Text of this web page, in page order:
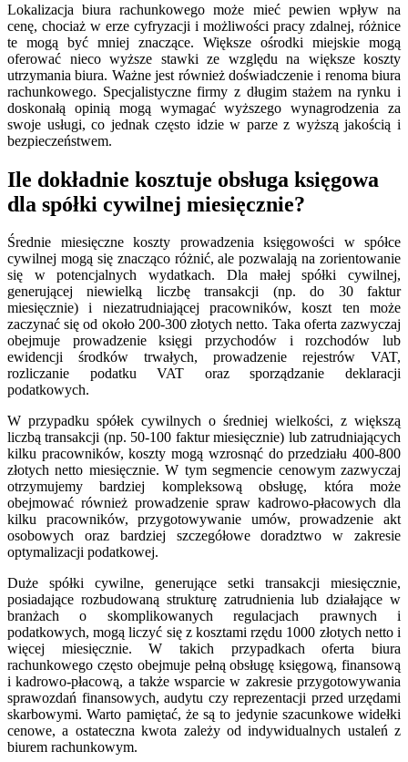
Lokalizacja biura rachunkowego może mieć pewien wpływ na
cenę, chociaż w erze cyfryzacji i możliwości pracy zdalnej, różnice
te mogą być mniej znaczące. Większe ośrodki miejskie mogą
oferować nieco wyższe stawki ze względu na większe koszty
utrzymania biura. Ważne jest również doświadczenie i renoma biura
rachunkowego. Specjalistyczne firmy z długim stażem na rynku i
doskonałą opinią mogą wymagać wyższego wynagrodzenia za
swoje usługi, co jednak często idzie w parze z wyższą jakością i
bezpieczeństwem.
Ile dokładnie kosztuje obsługa księgowa
dla spółki cywilnej miesięcznie?
Średnie miesięczne koszty prowadzenia księgowości w spółce
cywilnej mogą się znacząco różnić, ale pozwalają na zorientowanie
się w potencjalnych wydatkach. Dla małej spółki cywilnej,
generującej niewielką liczbę transakcji (np. do 30 faktur
miesięcznie) i niezatrudniającej pracowników, koszt ten może
zaczynać się od około 200-300 złotych netto. Taka oferta zazwyczaj
obejmuje prowadzenie księgi przychodów i rozchodów lub
ewidencji środków trwałych, prowadzenie rejestrów VAT,
rozliczanie podatku VAT oraz sporządzanie deklaracji
podatkowych.
W przypadku spółek cywilnych o średniej wielkości, z większą
liczbą transakcji (np. 50-100 faktur miesięcznie) lub zatrudniających
kilku pracowników, koszty mogą wzrosnąć do przedziału 400-800
złotych netto miesięcznie. W tym segmencie cenowym zazwyczaj
otrzymujemy bardziej kompleksową obsługę, która może
obejmować również prowadzenie spraw kadrowo-płacowych dla
kilku pracowników, przygotowywanie umów, prowadzenie akt
osobowych oraz bardziej szczegółowe doradztwo w zakresie
optymalizacji podatkowej.
Duże spółki cywilne, generujące setki transakcji miesięcznie,
posiadające rozbudowaną strukturę zatrudnienia lub działające w
branżach o skomplikowanych regulacjach prawnych i
podatkowych, mogą liczyć się z kosztami rzędu 1000 złotych netto i
więcej miesięcznie. W takich przypadkach oferta biura
rachunkowego często obejmuje pełną obsługę księgową, finansową
i kadrowo-płacową, a także wsparcie w zakresie przygotowywania
sprawozdań finansowych, audytu czy reprezentacji przed urzędami
skarbowymi. Warto pamiętać, że są to jedynie szacunkowe widełki
cenowe, a ostateczna kwota zależy od indywidualnych ustaleń z
biurem rachunkowym.